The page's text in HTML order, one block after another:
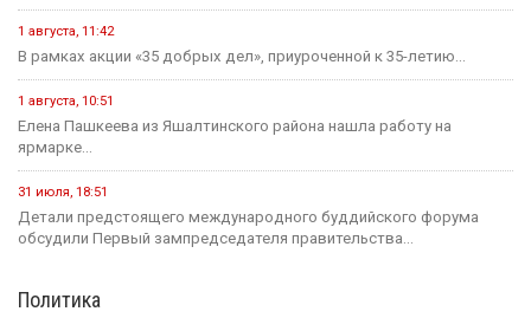
1 августа, 11:42
В рамках акции «35 добрых дел», приуроченной к 35-летию...
1 августа, 10:51
Елена Пашкеева из Яшалтинского района нашла работу на
ярмарке...
31 июля, 18:51
Детали предстоящего международного буддийского форума
обсудили Первый зампредседателя правительства...
Политика